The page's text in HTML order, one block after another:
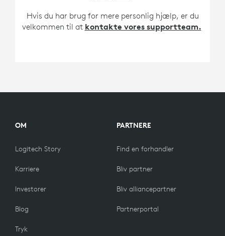
Hvis du har brug for mere personlig hjælp, er du
velkommen til at kontakte vores supportteam.
OM
Logitech Story
Karriere
Investorer
Blog
Tryk
PARTNERE
Find en forhandler
Bliv partner
Bliv alliancepartner
Partnerportal